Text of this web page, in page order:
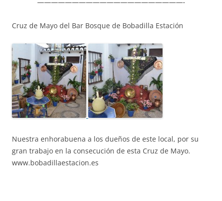
Cruz de Mayo del Bar Bosque de Bobadilla Estación
Nuestra enhorabuena a los dueños de este local, por su
gran trabajo en la consecución de esta Cruz de Mayo.
www.bobadillaestacion.es